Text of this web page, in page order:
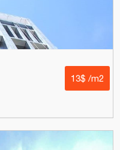
13$ /m2